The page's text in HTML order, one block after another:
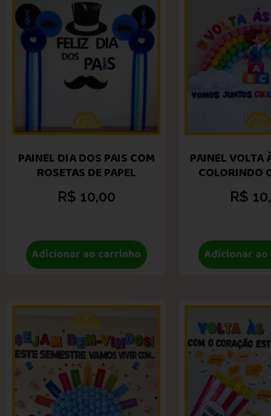
PAINEL DIA DOS PAIS COM
ROSETAS DE PAPEL
R$ 10,00
Adicionar ao carrinho
PAINEL VOLTA
COLORINDO
R$
Adicionar